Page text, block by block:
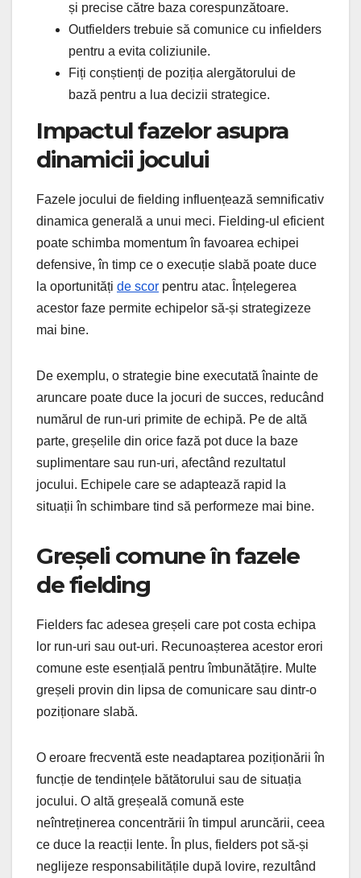
și precise către baza corespunzătoare.
Outfielders trebuie să comunice cu infielders
pentru a evita coliziunile.
Fiți conștienți de poziția alergătorului de
bază pentru a lua decizii strategice.
Impactul fazelor asupra
dinamicii jocului
Fazele jocului de fielding influențează semnificativ
dinamica generală a unui meci. Fielding-ul eficient
poate schimba momentum în favoarea echipei
defensive, în timp ce o execuție slabă poate duce
la oportunități de scor pentru atac. Înțelegerea
acestor faze permite echipelor să-și strategizeze
mai bine.
De exemplu, o strategie bine executată înainte de
aruncare poate duce la jocuri de succes, reducând
numărul de run-uri primite de echipă. Pe de altă
parte, greșelile din orice fază pot duce la baze
suplimentare sau run-uri, afectând rezultatul
jocului. Echipele care se adaptează rapid la
situații în schimbare tind să performeze mai bine.
Greșeli comune în fazele
de fielding
Fielders fac adesea greșeli care pot costa echipa
lor run-uri sau out-uri. Recunoașterea acestor erori
comune este esențială pentru îmbunătățire. Multe
greșeli provin din lipsa de comunicare sau dintr-o
poziționare slabă.
O eroare frecventă este neadaptarea poziționării în
funcție de tendințele bătătorului sau de situația
jocului. O altă greșeală comună este
neîntreținerea concentrării în timpul aruncării, ceea
ce duce la reacții lente. În plus, fielders pot să-și
neglijeze responsabilitățile după lovire, rezultând